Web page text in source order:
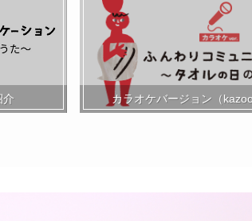
介 カラオケバージョン（